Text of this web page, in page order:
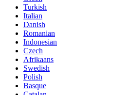
Turkish
Italian
Danish
Romanian
Indonesian
Czech
Afrikaans
Swedish
Polish
Basque